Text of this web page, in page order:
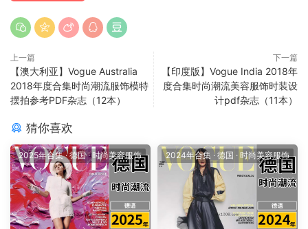
上一篇
【澳大利亚】Vogue Australia
2018年度合集时尚潮流服饰模特
摆拍参考PDF杂志（12本）
下一篇
【印度版】Vogue India 2018年
度合集时尚潮流美容服饰时装设
计pdf杂志（11本）
猜你喜欢
2025年合集·德国·时尚美容服饰 2024年合集 · 德国 · 时尚美容服饰